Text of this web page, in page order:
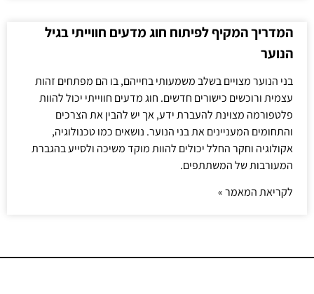
המדריך המקיף לפיתוח חוג מדעים חווייתי בגיל
הנוער
בני הנוער מצויים בשלב משמעותי בחייהם, בו הם מפתחים זהות
עצמית ורוכשים כישורים חדשים. חוג מדעים חווייתי יכול להוות
פלטפורמה מצוינת להעברת ידע, אך יש להבין את הצרכים
והתחומים המעניינים את בני הנוער. נושאים כמו טכנולוגיה,
אקולוגיה וחקר החלל יכולים להוות מוקד משיכה ולסייע בהגברת
המעורבות של המשתתפים.
לקריאת המאמר »